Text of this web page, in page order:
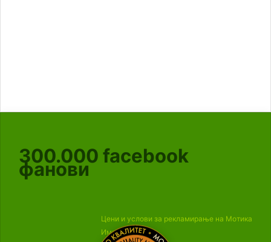
300.000 facebook
фанови
Цени и услови за рекламирање на Мотика
Импресум